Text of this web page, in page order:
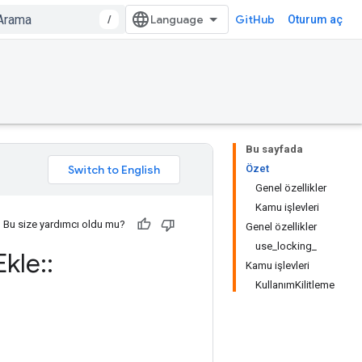
/ GitHub Oturum aç
Bu sayfada
Özet
Genel özellikler
Kamu işlevleri
Genel özellikler
use_locking_
Kamu işlevleri
KullanımKilitleme
Bu size yardımcı oldu mu?
::